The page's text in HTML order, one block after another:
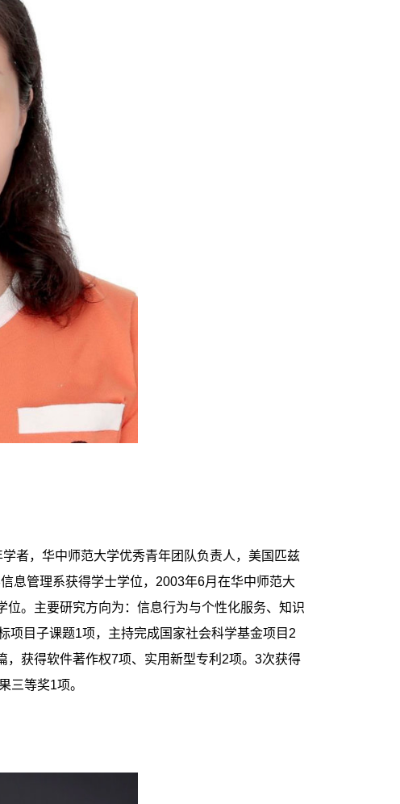
者，华中师范大学优秀青年团队负责人，美国匹兹
息管理系获得学士学位，2003年6月在华中师范大
。主要研究方向为：信息行为与个性化服务、知识
项目子课题1项，主持完成国家社会科学基金项目2
获得软件著作权7项、实用新型专利2项。3次获得
三等奖1项。